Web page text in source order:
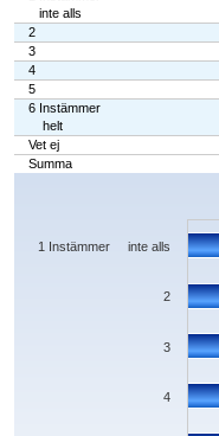
inte alls
2
3
4
5
6 Instämmer
helt
Vet ej
Summa
Chart
The chart has 1 X axis displaying
The chart has 1 Y axis displaying
4
3
2
1 Instämmer inte alls